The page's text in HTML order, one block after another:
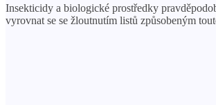
Insekticidy a biologické prostředky
vyrovnat se se žloutnutím listů způsobeným